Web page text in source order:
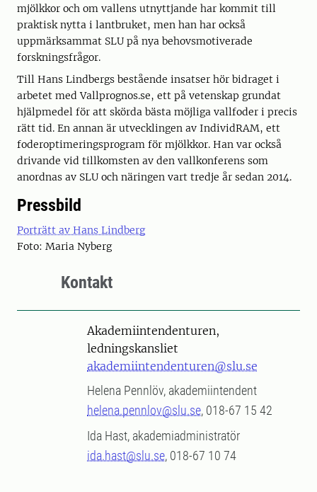
mjölkkor och om vallens utnyttjande har kommit till
praktisk nytta i lantbruket, men han har också
uppmärksammat SLU på nya behovsmotiverade
forskningsfrågor.
Till Hans Lindbergs bestående insatser hör bidraget i
arbetet med Vallprognos.se, ett på vetenskap grundat
hjälpmedel för att skörda bästa möjliga vallfoder i precis
rätt tid. En annan är utvecklingen av IndividRAM, ett
foderoptimeringsprogram för mjölkkor. Han var också
drivande vid tillkomsten av den vallkonferens som
anordnas av SLU och näringen vart tredje år sedan 2014.
Pressbild
Porträtt av Hans Lindberg
Foto: Maria Nyberg
Kontakt
Akademiintendenturen,
ledningskansliet
akademiintendenturen@slu.se
Helena Pennlöv, akademiintendent
helena.pennlov@slu.se, 018-67 15 42
Ida Hast, akademiadministratör
ida.hast@slu.se, 018-67 10 74